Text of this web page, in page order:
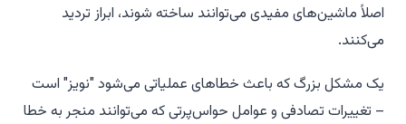
اصلاً ماشین‌های مفیدی می‌توانند ساخته شوند، ابراز تردید
می‌کنند.
یک مشکل بزرگ که باعث خطاهای عملیاتی می‌شود "نویز" است
– تغییرات تصادفی و عوامل حواس‌پرتی که می‌توانند منجر به خطا